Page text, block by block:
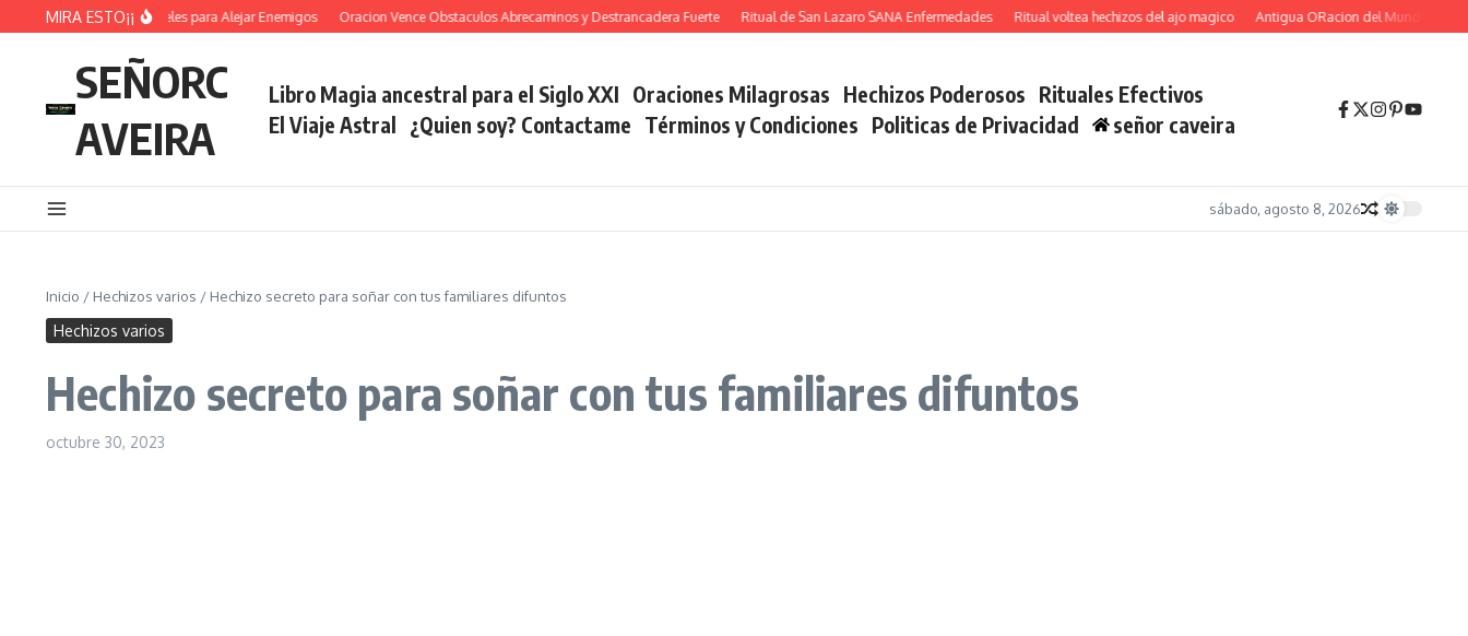
Saltar al contenido
MIRA ESTO¡¡
Oracion De los Angeles para Alejar Enemigos Oracion Vence Obstaculos Abrecaminos y Destrancadera Fuerte Ritual de San Lazaro SANA Enfermedades Ritual voltea hechizos del ajo magico Antigua ORacion del Mundo Atrae
SEÑORC
AVEIRA
Libro Magia ancestral para el Siglo XXI Oraciones Milagrosas Hechizos Poderosos Rituales Efectivos
El Viaje Astral ¿Quien soy? Contactame Términos y Condiciones Politicas de Privacidad señor caveira
sábado, agosto 8, 2026
Inicio / Hechizos varios / Hechizo secreto para soñar con tus familiares difuntos
Hechizos varios
Hechizo secreto para soñar con tus familiares difuntos
octubre 30, 2023